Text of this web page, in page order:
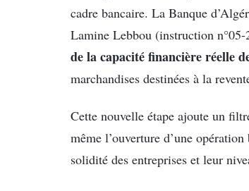
cadre bancaire. La Banque
Lamine Lebbou (instruction
de la capacité financière réelle
marchandises destinées à la
Cette nouvelle étape ajoute un
même l’ouverture d’une
solidité des entreprises et leur